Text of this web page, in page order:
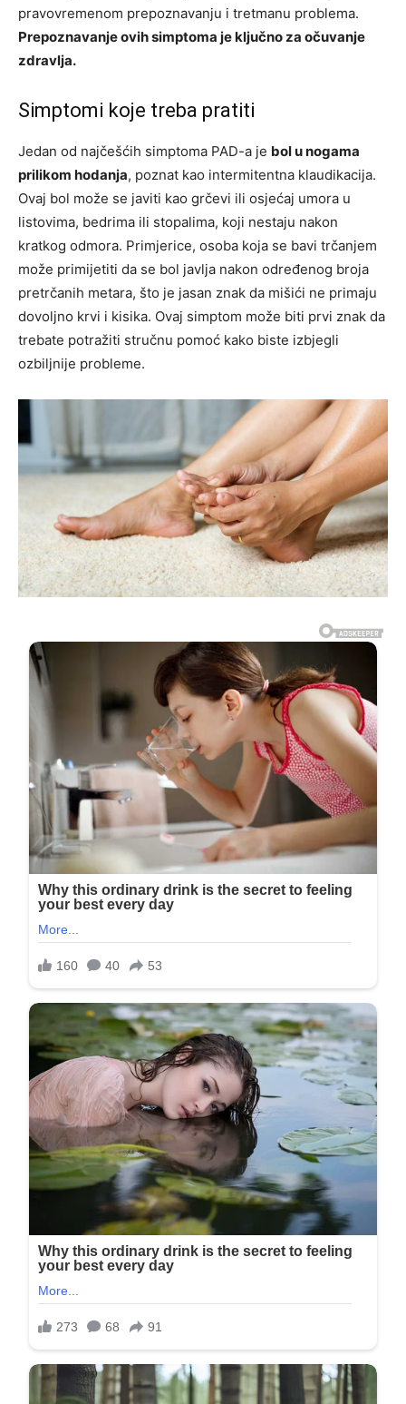
pravovremenom prepoznavanju i tretmanu problema.
Prepoznavanje ovih simptoma je ključno za očuvanje
zdravlja.
Simptomi koje treba pratiti
Jedan od najčešćih simptoma PAD-a je bol u nogama
prilikom hodanja, poznat kao intermitentna klaudikacija.
Ovaj bol može se javiti kao grčevi ili osjećaj umora u
listovima, bedrima ili stopalima, koji nestaju nakon
kratkog odmora. Primjerice, osoba koja se bavi trčanjem
može primijetiti da se bol javlja nakon određenog broja
pretrčanih metara, što je jasan znak da mišići ne primaju
dovoljno krvi i kisika. Ovaj simptom može biti prvi znak da
trebate potražiti stručnu pomoć kako biste izbjegli
ozbiljnije probleme.